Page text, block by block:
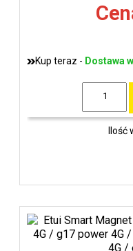
Kup teraz - Dostawa
Ilość